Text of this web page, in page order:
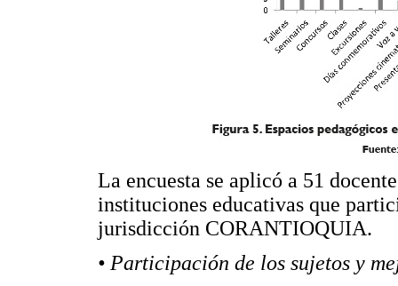
La encuesta se aplicó a 51
instituciones educativas que
jurisdicción CORANTIOQUIA.
• Participación de los sujetos y